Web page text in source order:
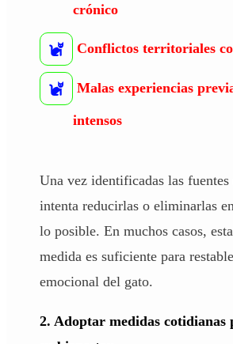
crónico
Conflictos territoriales
Malas experiencias
intensos
Una vez identificadas las fuentes
intenta reducirlas o eliminarlas
lo posible. En muchos casos,
medida es suficiente para
emocional del gato.
2. Adoptar medidas